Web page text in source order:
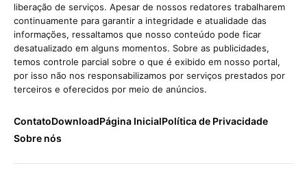
liberação de serviços. Apesar de nossos redatores trabalharem
continuamente para garantir a integridade e atualidade das
informações, ressaltamos que nosso conteúdo pode ficar
desatualizado em alguns momentos. Sobre as publicidades,
temos controle parcial sobre o que é exibido em nosso portal,
por isso não nos responsabilizamos por serviços prestados por
terceiros e oferecidos por meio de anúncios.
ContatoDownloadPágina InicialPolítica de Privacidade
Sobre nós